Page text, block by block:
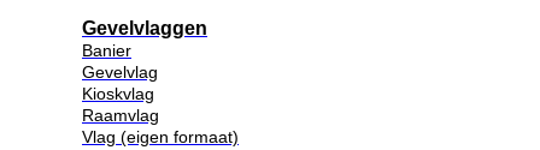
Gevelvlaggen
Banier
Gevelvlag
Kioskvlag
Raamvlag
Vlag (eigen formaat)